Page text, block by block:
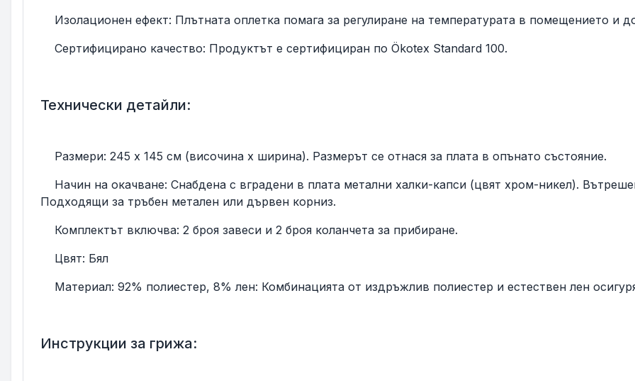
Изолационен ефект: Плътната оплетка помага за регулиране на температурата в помещението и
Сертифицирано качество: Продуктът е сертифициран по Ökotex Standard 100.
Технически детайли:
Размери: 245 x 145 см (височина x ширина). Размерът се отнася за плата в опънато състояние.
Начин на окачване: Снабдена с вградени в плата метални халки-капси (цвят хром-никел).
Подходящи за тръбен метален или дървен корниз.
Комплектът включва: 2 броя завеси и 2 броя коланчета за прибиране.
Цвят: Бял
Материал: 92% полиестер, 8% лен: Комбинацията от издръжлив полиестер и естествен лен
Инструкции за грижа: